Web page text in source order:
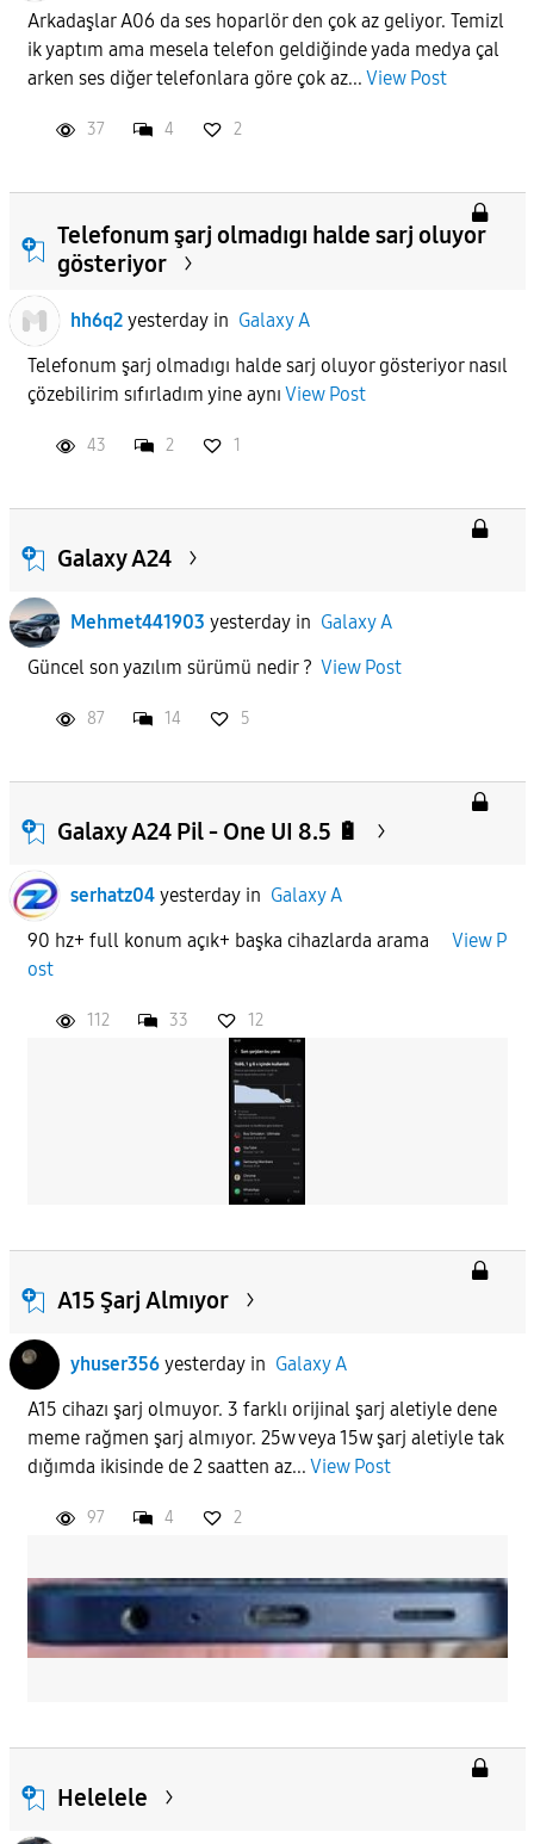
Arkadaşlar A06 da ses hoparlör den çok az geliyor. Temizl
ik yaptım ama mesela telefon geldiğinde yada medya çal
arken ses diğer telefonlara göre çok az... View Post
37 4 2
Telefonum şarj olmadıgı halde sarj oluyor
gösteriyor
hh6q2 yesterdayin Galaxy A
Telefonum şarj olmadıgı halde sarj oluyor gösteriyor nasıl
çözebilirim sıfırladım yine aynı View Post
43 2 1
Galaxy A24
Mehmet441903 yesterdayin Galaxy A
Güncel son yazılım sürümü nedir ? View Post
87 14 5
Galaxy A24 Pil - One UI 8.5 🔋
serhatz04 yesterdayin Galaxy A
90 hz+ full konum açık+ başka cihazlarda arama View P
ost
112 33 12
A15 Şarj Almıyor
yhuser356 yesterdayin Galaxy A
A15 cihazı şarj olmuyor. 3 farklı orijinal şarj aletiyle dene
meme rağmen şarj almıyor. 25w veya 15w şarj aletiyle tak
dığımda ikisinde de 2 saatten az... View Post
97 4 2
Helelele